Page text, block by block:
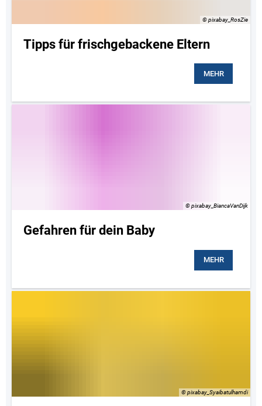
© pixabay_RosZie
Tipps für frischgebackene Eltern
MEHR
© pixabay_BiancaVanDijk
Gefahren für dein Baby
MEHR
© pixabay_Syaibatulhamdi